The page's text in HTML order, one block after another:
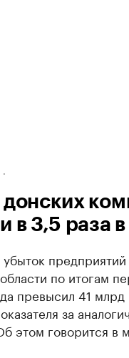
в 3,5 раза в
по итогам
превысил 41 млрд
за
этом говорится в